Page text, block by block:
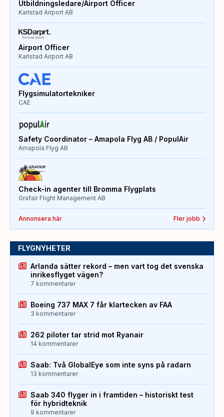
Utbildningsledare/Airport Officer
Karlstad Airport AB
Airport Officer
Karlstad Airport AB
Flygsimulatortekniker
CAE
Safety Coordinator – Amapola Flyg AB / PopulAir
Amapola Flyg AB
Check-in agenter till Bromma Flygplats
Grafair Flight Management AB
Annonsera här Fler jobb
FLYGNYHETER
Arlanda sätter rekord – men vart tog det svenska
inrikesflyget vägen?
7 kommentarer
Boeing 737 MAX 7 får klartecken av FAA
3 kommentarer
262 piloter tar strid mot Ryanair
14 kommentarer
Saab: Två GlobalEye som inte syns på radarn
13 kommentarer
Saab 340 flyger in i framtiden – historiskt test
för hybridteknik
9 kommentarer